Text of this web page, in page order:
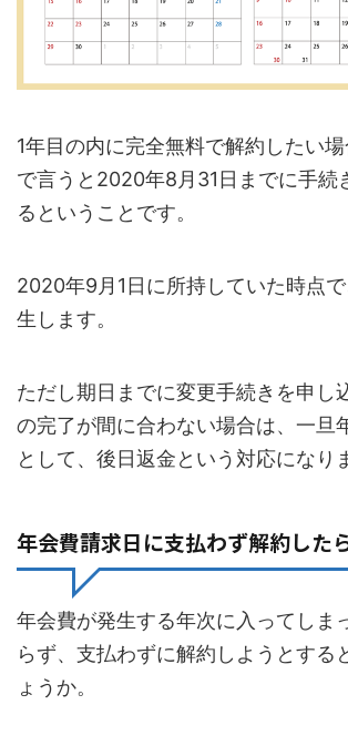
1年目の内に完全無料で解約したい
で言うと2020年8月31日までに手続
るということです。
2020年9月1日に所持していた時点
生します。
ただし期日までに変更手続きを申し
の完了が間に合わない場合は、一旦
として、後日返金という対応になり
年会費請求日に支払わず解約した
年会費が発生する年次に入ってしま
らず、支払わずに解約しようとする
ょうか。